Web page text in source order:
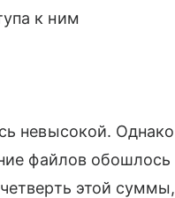
к ним
невысокой. Однако
файлов обошлось
этой суммы,